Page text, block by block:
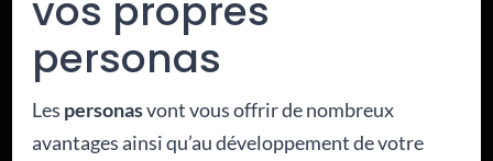
vos propres
personas
Les personasvont vous offrir de nombreux
avantages ainsi qu’au développement de votre